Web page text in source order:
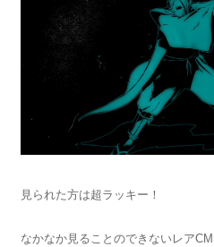
見られた方は超ラッキー！
なかなか見ることのできないレア